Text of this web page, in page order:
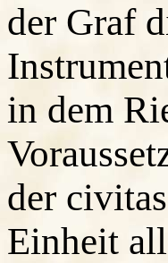
der Graf
in dem
der
Einheit